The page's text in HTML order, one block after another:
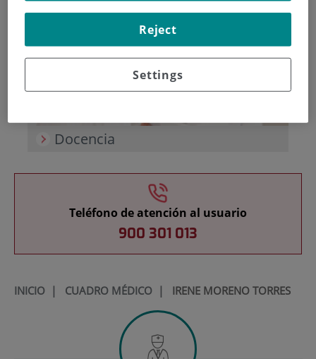
Investigación
Docencia
Teléfono de atención al usuario
900 301 013
INICIO| CUADRO MÉDICO| IRENE MORENO TORRES
Settings
Reject